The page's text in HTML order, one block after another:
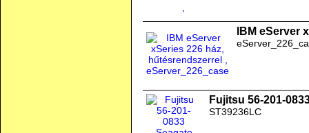
IBM eServer
Fujitsu 56-201-
ST39236LC